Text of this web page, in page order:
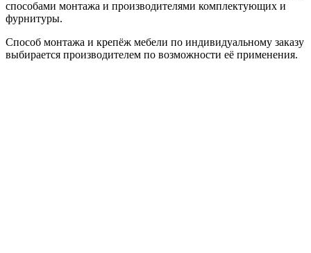
способами монтажа и производителями комплектующих и
фурнитуры.
Способ монтажа и крепёж мебели по индивидуальному заказу
выбирается производителем по возможности её применения.